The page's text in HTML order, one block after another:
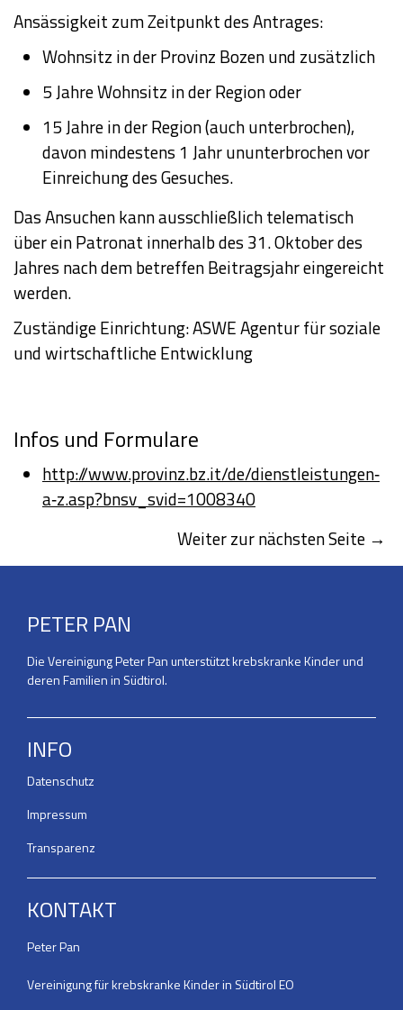
Ansässigkeit zum Zeitpunkt des Antrages:
Wohnsitz in der Provinz Bozen und zusätzlich
5 Jahre Wohnsitz in der Region oder
15 Jahre in der Region (auch unterbrochen),
davon mindestens 1 Jahr ununterbrochen vor
Einreichung des Gesuches.
Das Ansuchen kann ausschließlich telematisch
über ein Patronat innerhalb des 31. Oktober des
Jahres nach dem betreffen Beitragsjahr eingereicht
werden.
Zuständige Einrichtung: ASWE Agentur für soziale
und wirtschaftliche Entwicklung
Infos und Formulare
http://www.provinz.bz.it/de/dienstleistungen‐
a‐z.asp?bnsv_svid=1008340
Weiter zur nächsten Seite →
PETER PAN
Die Vereinigung Peter Pan unterstützt krebskranke Kinder und
deren Familien in Südtirol.
INFO
Datenschutz
Impressum
Transparenz
KONTAKT
Peter Pan
Vereinigung für krebskranke Kinder in Südtirol EO